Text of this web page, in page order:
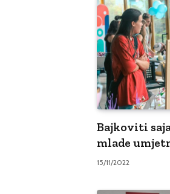
Bajkoviti
mlade
15/11/2022